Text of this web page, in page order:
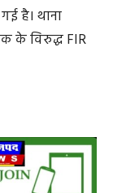
है। थाना
के विरुद्ध FIR